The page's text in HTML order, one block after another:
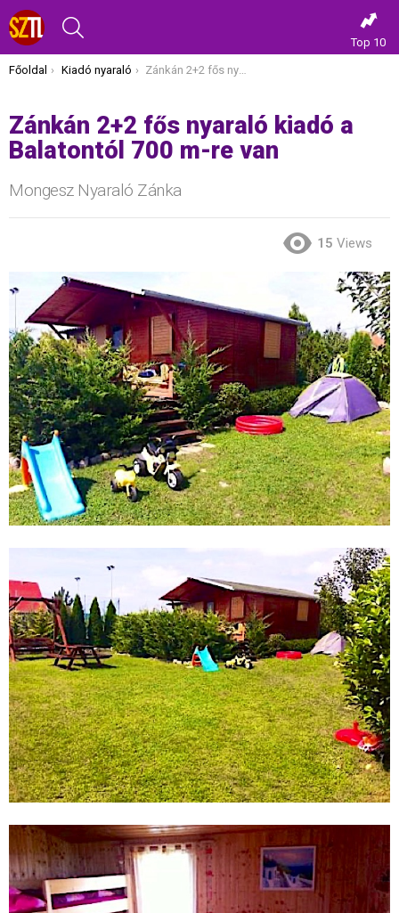
Top 10
Itt vagy most:
Főoldal Kiadó nyaraló Zánkán 2+2 fős nyaraló kiadó a Balatontól 700 m-re van
Zánkán 2+2 fős nyaraló kiadó a
Balatontól 700 m-re van
Mongesz Nyaraló Zánka
15 Views